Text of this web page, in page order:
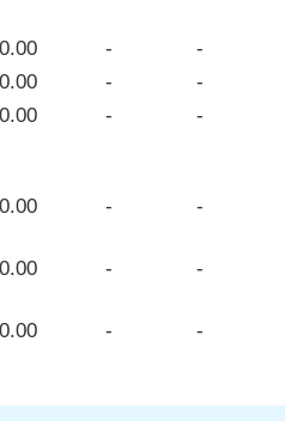
0.00 -
-
0.00 -
-
0.00 - -
0.00 - -
0.00 - -
0.00 - -